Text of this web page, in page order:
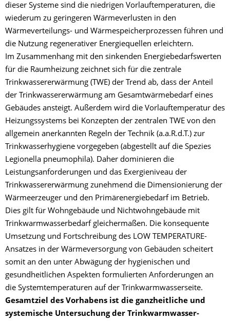
dieser Systeme sind die niedrigen Vorlauftemperaturen, die
wiederum zu geringeren Wärmeverlusten in den
Wärmeverteilungs- und Wärmespeicherprozessen führen und
die Nutzung regenerativer Energiequellen erleichtern.
Im Zusammenhang mit den sinkenden Energiebedarfswerten
für die Raumheizung zeichnet sich für die zentrale
Trinkwassererwärmung (TWE) der Trend ab, dass der Anteil
der Trinkwassererwärmung am Gesamtwärmebedarf eines
Gebäudes ansteigt. Außerdem wird die Vorlauftemperatur des
Heizungssystems bei Konzepten der zentralen TWE von den
allgemein anerkannten Regeln der Technik (a.a.R.d.T.) zur
Trinkwasserhygiene vorgegeben (abgestellt auf die Spezies
Legionella pneumophila). Daher dominieren die
Leistungsanforderungen und das Exergieniveau der
Trinkwassererwärmung zunehmend die Dimensionierung der
Wärmeerzeuger und den Primärenergiebedarf im Betrieb.
Dies gilt für Wohngebäude und Nichtwohngebäude mit
Trinkwarmwasserbedarf gleichermaßen. Die konsequente
Umsetzung und Fortschreibung des LOW TEMPERATURE-
Ansatzes in der Wärmeversorgung von Gebäuden scheitert
somit an den unter Abwägung der hygienischen und
gesundheitlichen Aspekten formulierten Anforderungen an
die Systemtemperaturen auf der Trinkwarmwasserseite.
Gesamtziel des Vorhabens ist die ganzheitliche und
systemische Untersuchung der Trinkwarmwasser-